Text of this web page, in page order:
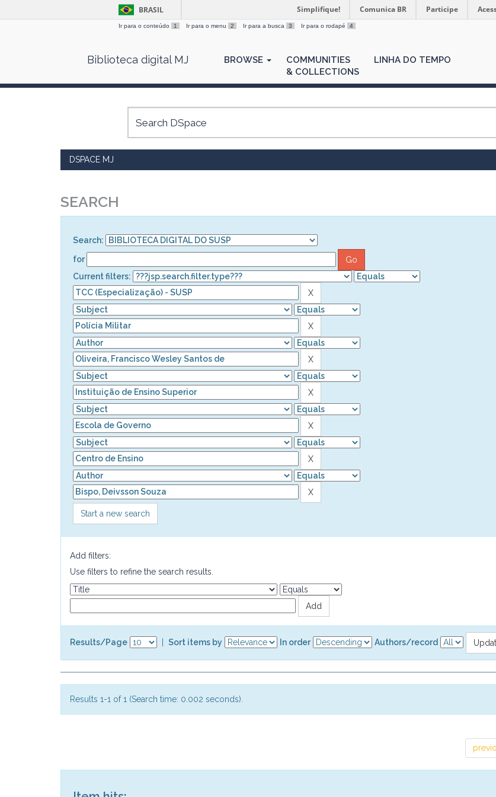
BRASIL Simplifique! Comunica BR Participe
Ir para o conteúdo 1 Ir para o menu 2 Ir para a busca 3 Ir para o rodapé 4
Biblioteca digital MJ BROWSE
COMMUNITIES
& COLLECTIONS
LINHA DO TEMPO
DSPACE MJ
SEARCH
Search:
for
Current filters:
Start a new search
Add filters:
Use filters to refine the search results.
Results/Page Sort items by In order Authors/record
Results 1-1 of 1 (Search time: 0.002 seconds).